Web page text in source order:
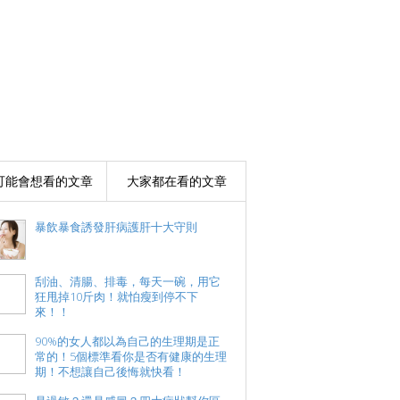
能會想看的文章 大家都在看的文章
暴飲暴食誘發肝病護肝十大守則
刮油、清腸、排毒，每天一碗，用它
狂甩掉10斤肉！就怕瘦到停不下
來！！
90%的女人都以為自己的生理期是正
常的！5個標準看你是否有健康的生理
期！不想讓自己後悔就快看！